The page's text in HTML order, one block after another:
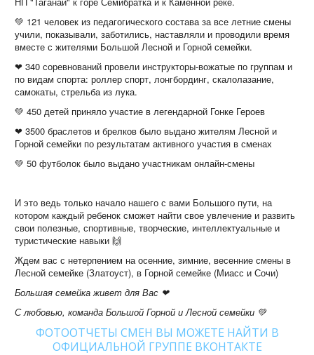
💚 121 человек из педагогического состава за все летние смены
учили, показывали, заботились, наставляли и проводили время
вместе с жителями Большой Лесной и Горной семейки.
❤ 340 соревнований провели инструкторы-вожатые по группам и
по видам спорта: роллер спорт, лонгбординг, скалолазание,
самокаты, стрельба из лука.
💚 450 детей приняло участие в легендарной Гонке Героев
❤ 3500 браслетов и брелков было выдано жителям Лесной и
Горной семейки по результатам активного участия в сменах
💚 50 футболок было выдано участникам онлайн-смены
И это ведь только начало нашего с вами Большого пути, на
котором каждый ребенок сможет найти свое увлечение и развить
свои полезные, спортивные, творческие, интеллектуальные и
туристические навыки 🙌
Ждем вас с нетерпением на осенние, зимние, весенние смены в
Лесной семейке (Златоуст), в Горной семейке (Миасс и Сочи)
Большая семейка живет для Вас ❤
С любовью, команда Большой Горной и Лесной семейки 💚
ФОТООТЧЕТЫ СМЕН ВЫ МОЖЕТЕ НАЙТИ В
ОФИЦИАЛЬНОЙ ГРУППЕ ВКОНТАКТЕ